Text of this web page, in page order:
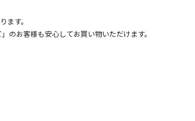
ます。
のお客様も安心してお買い物いただけます。